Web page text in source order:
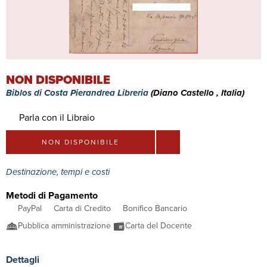
NON DISPONIBILE
Biblos di Costa Pierandrea Libreria(Diano Castello , Italia)
Parla con il Libraio
NON DISPONIBILE
Destinazione, tempi e costi
Metodi di Pagamento
PayPal Carta di Credito
Bonifico Bancario
Pubblica amministrazione
Carta del Docente
Dettagli